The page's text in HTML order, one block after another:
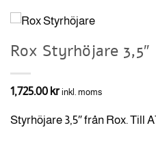
Rox Styrhöjare 3,5″
1,725.00 kr inkl. moms
Styrhöjare 3,5″ från Rox. Till